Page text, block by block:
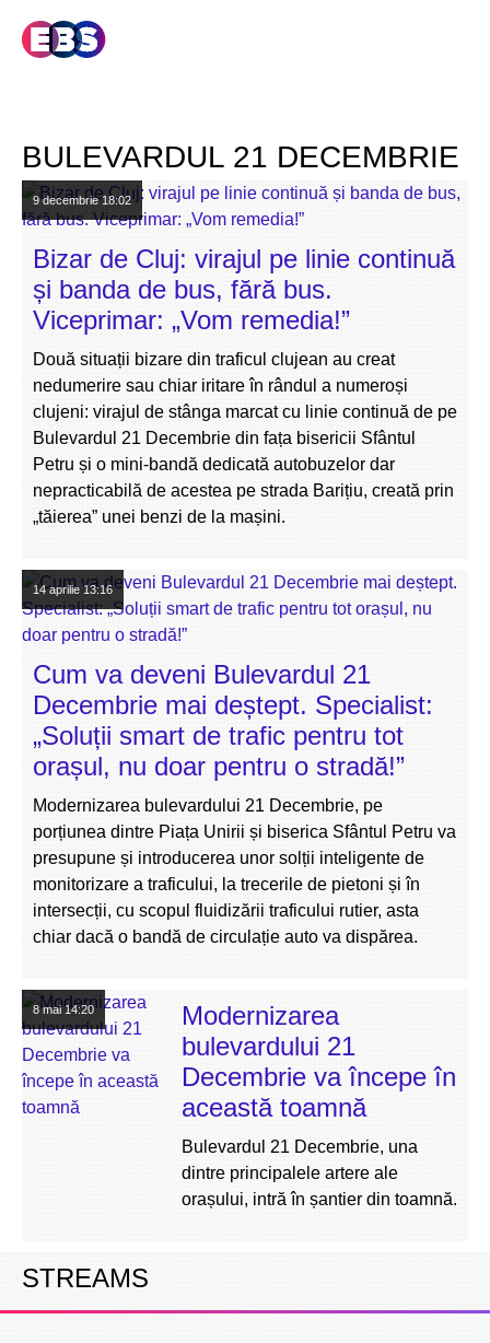
BULEVARDUL 21 DECEMBRIE
9 decembrie18:02
Bizar de Cluj: virajul pe linie continuă
și banda de bus, fără bus.
Viceprimar: „Vom remedia!”
Două situații bizare din traficul clujean au creat
nedumerire sau chiar iritare în rândul a numeroși
clujeni: virajul de stânga marcat cu linie continuă de pe
Bulevardul 21 Decembrie din fața bisericii Sfântul
Petru și o mini-bandă dedicată autobuzelor dar
nepracticabilă de acestea pe strada Barițiu, creată prin
„tăierea” unei benzi de la mașini.
14 aprilie 13:16
Cum va deveni Bulevardul 21
Decembrie mai deștept. Specialist:
„Soluții smart de trafic pentru tot
orașul, nu doar pentru o stradă!”
Modernizarea bulevardului 21 Decembrie, pe
porțiunea dintre Piața Unirii și biserica Sfântul Petru va
presupune și introducerea unor solții inteligente de
monitorizare a traficului, la trecerile de pietoni și în
intersecții, cu scopul fluidizării traficului rutier, asta
chiar dacă o bandă de circulație auto va dispărea.
8 mai14:20
Modernizarea
bulevardului 21
Decembrie va începe în
această toamnă
Bulevardul 21 Decembrie, una
dintre principalele artere ale
orașului, intră în șantier din toamnă.
STREAMS